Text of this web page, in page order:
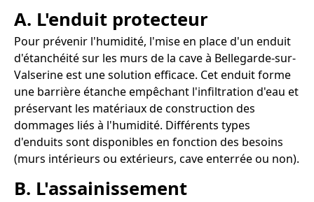
A. L'enduit protecteur
Pour prévenir l'humidité, l'mise en place d'un enduit
d'étanchéité sur les murs de la cave à Bellegarde-sur-
Valserine est une solution efficace. Cet enduit forme
une barrière étanche empêchant l'infiltration d'eau et
préservant les matériaux de construction des
dommages liés à l'humidité. Différents types
d'enduits sont disponibles en fonction des besoins
(murs intérieurs ou extérieurs, cave enterrée ou non).
B. L'assainissement